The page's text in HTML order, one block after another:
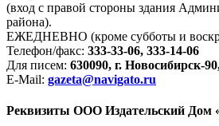
(вход с правой стороны здания
района).
ЕЖЕДНЕВНО (кроме субботы и
Телефон/факс: 333-33-06, 333-14-06
Для писем: 630090, г. Новосибирск-
E-Mail: gazeta@navigato.ru
Реквизиты ООО Издательский Дом